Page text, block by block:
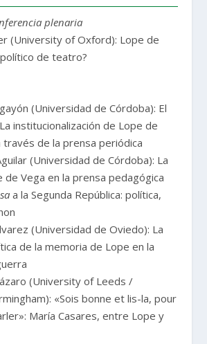
plenaria
(University of Oxford): Lope de
de teatro?
(Universidad de Córdoba): El
institucionalización de Lope de
través de la prensa periódica
(Universidad de Córdoba): La
de Vega en la prensa pedagógica
a la Segunda República: política,
(Universidad de Oviedo): La
de la memoria de Lope en la
(University of Leeds /
«Sois bonne et lis-la, pour
María Casares, entre Lope y